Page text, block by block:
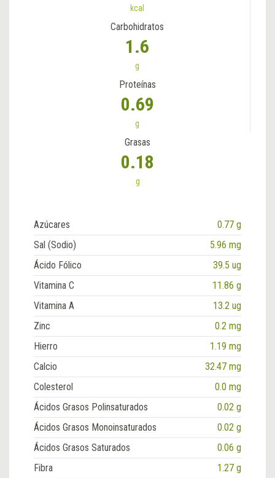
kcal
Carbohidratos
1.6
g
Proteínas
0.69
g
Grasas
0.18
g
Azúcares
0.77 g
Sal (Sodio)
5.96 mg
Ácido Fólico
39.5 ug
Vitamina C
11.86 g
Vitamina A
13.2 ug
Zinc
0.2 mg
Hierro
1.19 mg
Calcio
32.47 mg
Colesterol
0.0 mg
Ácidos Grasos Polinsaturados
0.02 g
Ácidos Grasos Monoinsaturados
0.02 g
Ácidos Grasos Saturados
0.06 g
Fibra
1.27 g